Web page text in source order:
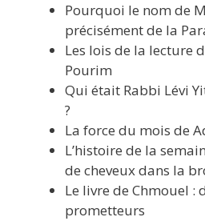
Pourquoi le nom de
précisément de la
Les lois de la lecture
Pourim
Qui était Rabbi Lévi
?
La force du mois de
L’histoire de la
de cheveux dans la
Le livre de Chmouel :
prometteurs